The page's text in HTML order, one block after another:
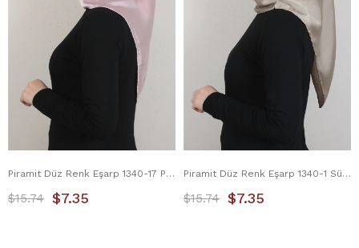
Piramit Düz Renk Eşarp 1340-17 Pudra
$7.35
$15.74
Piramit Düz Renk Eşarp 1340-1 Sütlü Kahve
$7.35
$15.74